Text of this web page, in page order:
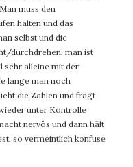
muss den
halten und das
selbst und die
durchdrehen, man ist
alleine mit der
lange man noch
die Zahlen und fragt
unter Kontrolle
nervös und dann hält
so vermeintlich konfuse